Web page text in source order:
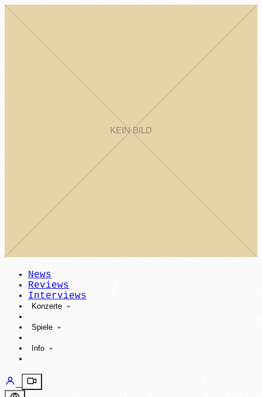
News
Reviews
Interviews
Konzerte
Spiele
Info